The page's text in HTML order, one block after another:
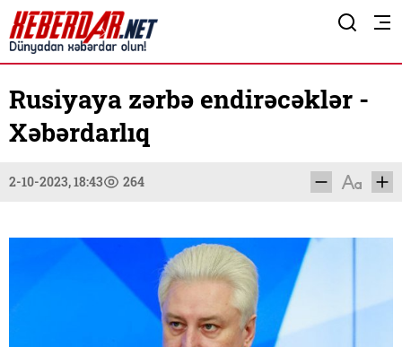
Rusiyaya zərbə endirəcəklər -
Xəbərdarlıq
2-10-2023, 18:43 264